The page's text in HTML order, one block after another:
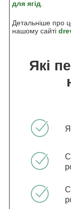
для ягід
Детальніше про
нашому сайті
Які